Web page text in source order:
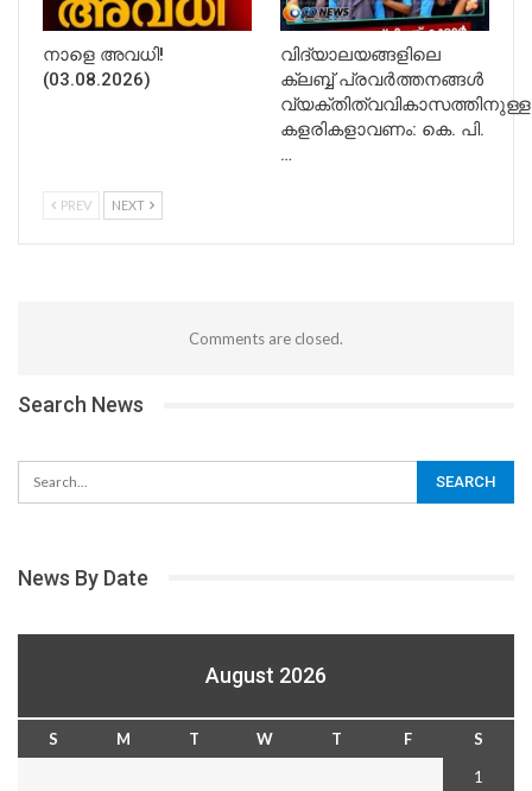
നാളെ അവധി!
(03.08.2026)
വിദ്യാലയങ്ങളിലെ
ക്ലബ്ബ് പ്രവർത്തനങ്ങൾ
വ്യക്തിത്വവികാസത്തിനുള്ള
കളരികളാവണം: കെ. പി.
…
PREV NEXT
Comments are closed.
Search News
News By Date
August 2026
S M T W T F
S
1